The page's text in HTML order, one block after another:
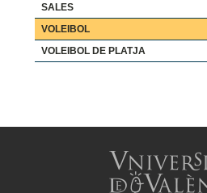
SALES
VOLEIBOL
VOLEIBOL DE PLATJA